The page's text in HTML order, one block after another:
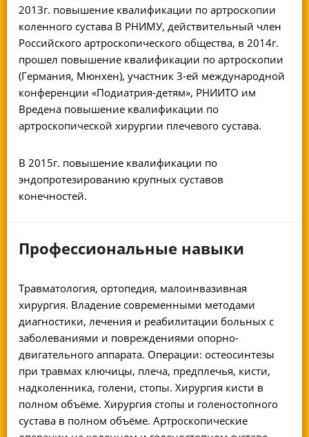
2013г. повышение квалификации по артроскопии
коленного сустава В РНИМУ, действительный член
Российского артроскопического общества, в 2014г.
прошел повышение квалификации по артроскопии
(Германия, Мюнхен), участник 3-ей международной
конференции «Подиатрия-детям», РНИИТО им
Вредена повышение квалификации по
артроскопической хирургии плечевого сустава.
В 2015г. повышение квалификации по
эндопротезированию крупных суставов
конечностей.
Профессиональные навыки
Травматология, ортопедия, малоинвазивная
хирургия. Владение современными методами
диагностики, лечения и реабилитации больных с
заболеваниями и повреждениями опорно-
двигательного аппарата. Операции: остеосинтезы
при травмах ключицы, плеча, предплечья, кисти,
надколенника, голени, стопы. Хирургия кисти в
полном объёме. Хирургия стопы и голеностопного
сустава в полном объёме. Артроскопические